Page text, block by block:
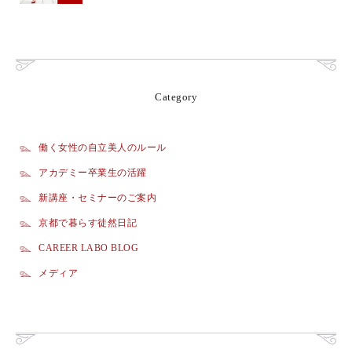
Category
働く女性の自立美人のルール
アカデミー卒業生の活躍
新講座・セミナーのご案内
京都で暮らす徒然日記
CAREER LABO BLOG
メディア